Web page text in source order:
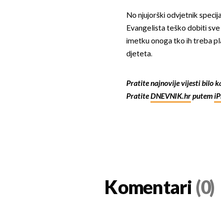
No njujorški odvjetnik
Evangelista teško dobiti
imetku onoga tko ih treba
djeteta.
Pratite najnovije vijesti bilo
PratiteDNEVNIK.hrputem
Komentari (0)